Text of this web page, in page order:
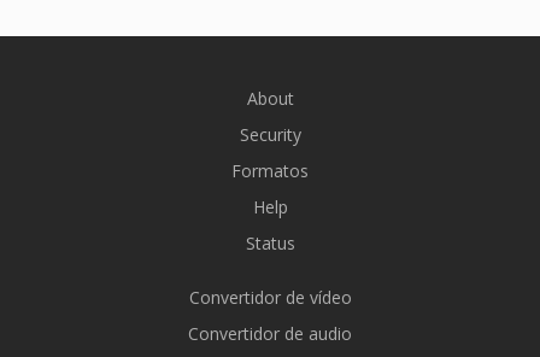
About
Security
Formatos
Help
Status
Convertidor de vídeo
Convertidor de audio